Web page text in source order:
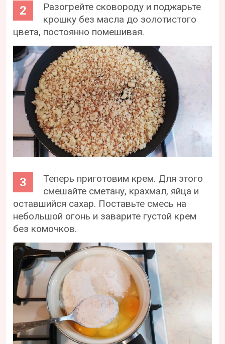
Разогрейте сковороду и поджарьте
крошку без масла до золотистого
цвета, постоянно помешивая.
Теперь приготовим крем. Для этого
смешайте сметану, крахмал, яйца и
оставшийся сахар. Поставьте смесь на
небольшой огонь и заварите густой крем
без комочков.